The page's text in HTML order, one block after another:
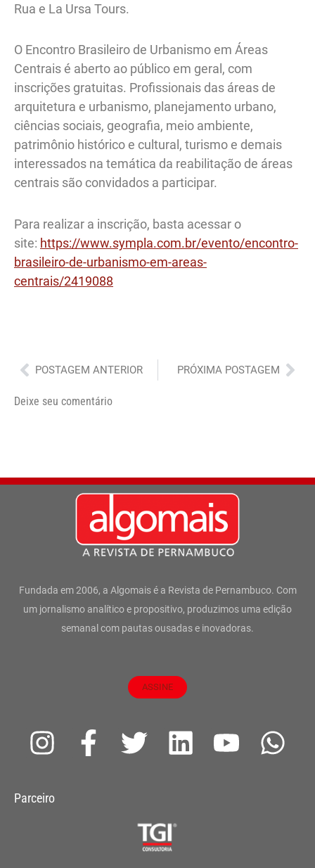
Rua e La Ursa Tours.
O Encontro Brasileiro de Urbanismo em Áreas
Centrais é aberto ao público em geral, com
inscrições gratuitas. Profissionais das áreas de
arquitetura e urbanismo, planejamento urbano,
ciências sociais, geografia, meio ambiente,
patrimônio histórico e cultural, turismo e demais
interessados na temática da reabilitação de áreas
centrais são convidados a participar.
Para realizar a inscrição, basta acessar o
site: https://www.sympla.com.br/evento/encontro-
brasileiro-de-urbanismo-em-areas-
centrais/2419088
Anterior
POSTAGEM ANTERIOR PRÓXIMA POSTAGEM
Deixe seu comentário
Fundada em 2006, a Algomais é a Revista de Pernambuco. Com
um jornalismo analítico e propositivo, produzimos uma edição
semanal com pautas ousadas e inovadoras.
ASSINE
I
s
F
a
T
t
L
Y
W
Parceiro